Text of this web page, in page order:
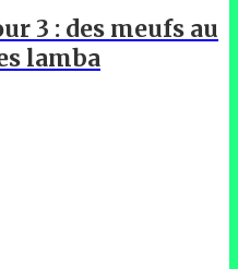
3 : des meufs au
lamba